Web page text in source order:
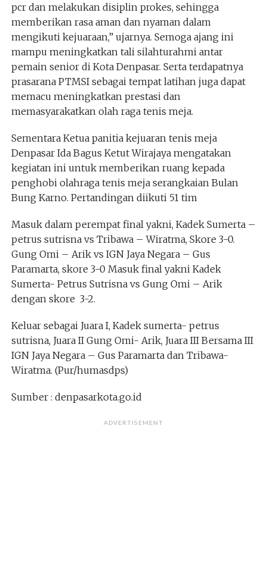
pcr dan melakukan disiplin prokes, sehingga
memberikan rasa aman dan nyaman dalam
mengikuti kejuaraan,” ujarnya. Semoga ajang ini
mampu meningkatkan tali silahturahmi antar
pemain senior di Kota Denpasar. Serta terdapatnya
prasarana PTMSI sebagai tempat latihan juga dapat
memacu meningkatkan prestasi dan
memasyarakatkan olah raga tenis meja.
Sementara Ketua panitia kejuaran tenis meja
Denpasar Ida Bagus Ketut Wirajaya mengatakan
kegiatan ini untuk memberikan ruang kepada
penghobi olahraga tenis meja serangkaian Bulan
Bung Karno. Pertandingan diikuti 51 tim
Masuk dalam perempat final yakni, Kadek Sumerta –
petrus sutrisna vs Tribawa – Wiratma, Skore 3-0.
Gung Omi – Arik vs IGN Jaya Negara – Gus
Paramarta, skore 3-0 Masuk final yakni Kadek
Sumerta- Petrus Sutrisna vs Gung Omi – Arik
dengan skore 3-2.
Keluar sebagai Juara I, Kadek sumerta- petrus
sutrisna, Juara II Gung Omi- Arik, Juara III Bersama III
IGN Jaya Negara – Gus Paramarta dan Tribawa-
Wiratma. (Pur/humasdps)
Sumber : denpasarkota.go.id
ADVERTISEMENT